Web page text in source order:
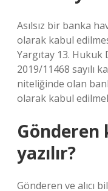
Asılsız bir banka
olarak kabul
Yargıtay 13. Hukuk
2019/11468 sayılı
niteliğinde olan
olarak kabul
Gönderen
yazılır?
Gönderen ve alıcı